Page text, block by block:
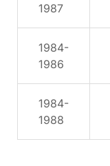
1987
1984-
1986
1984-
1988